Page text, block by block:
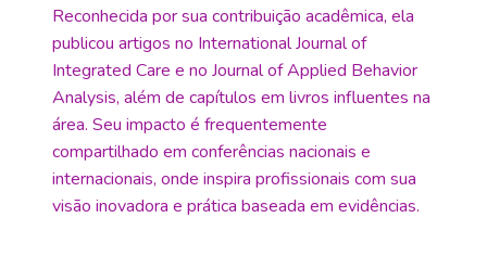
Reconhecida por sua contribuição acadêmica, ela
publicou artigos no International Journal of
Integrated Care e no Journal of Applied Behavior
Analysis, além de capítulos em livros influentes na
área. Seu impacto é frequentemente
compartilhado em conferências nacionais e
internacionais, onde inspira profissionais com sua
visão inovadora e prática baseada em evidências.